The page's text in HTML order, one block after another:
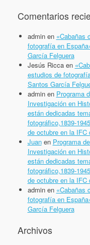
Comentarios
adminen «Cabañas
fotografía en
García Felguera
Jesús Riccaen
estudios de
Santos García
adminen Programa
Investigación en
están dedicadas
fotográfico,1839-
de octubre en la IFC
Juanen Programa
Investigación en
están dedicadas
fotográfico,1839-
de octubre en la IFC
adminen «Cabañas
fotografía en
García Felguera
Archivos